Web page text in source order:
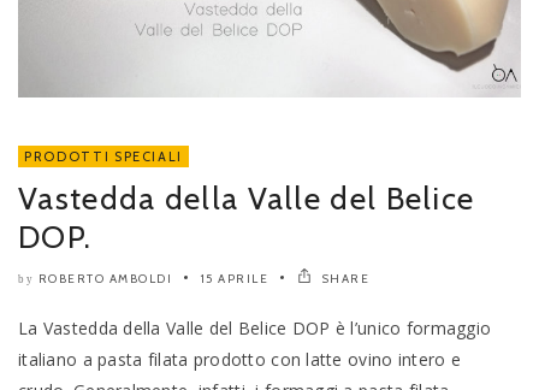
PRODOTTI SPECIALI
Vastedda della Valle del Belice
DOP.
by ROBERTO AMBOLDI 15 APRILE SHARE
La Vastedda della Valle del Belice DOP è l’unico formaggio
italiano a pasta filata prodotto con latte ovino intero e